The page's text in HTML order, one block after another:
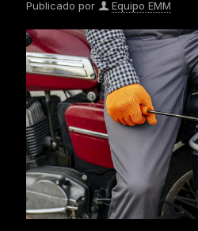
Publicado por Equipo EMM